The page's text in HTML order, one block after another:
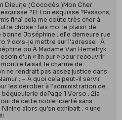
Dieurje (Cocodès.)Mon Cher
?Et ton esquisse ?Passons,
final cela me coûte très cher à
chose : fais moi le plaisir de
bonne Joséphine ; elle demeure rue
? dois-je mettre sur l’adresse : À
ou À Madame Van Hemelryk
d’un « lin pur » pour recouvrir
faisait le charme de
ne rendrait pas assez justice dans
; – À quoi cela peut-il servir
les dérober à l’administration de
dePage 1 Verso : 2la
de cette noble liberté sans
alors qu’on exhibait : « une